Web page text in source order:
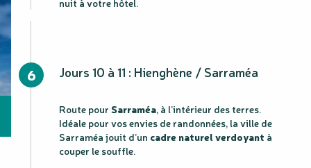
6 Jours 10 à 11 : Hienghène / Sarraméa
Route pour Sarraméa, à l’intérieur des terres.
Idéale pour vos envies de randonnées, la ville de
Sarraméa jouit d’un cadre naturel verdoyant à
couper le souffle.